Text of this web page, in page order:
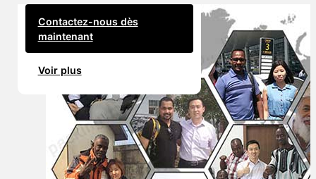
Contactez-nous dès
maintenant
Voir plus